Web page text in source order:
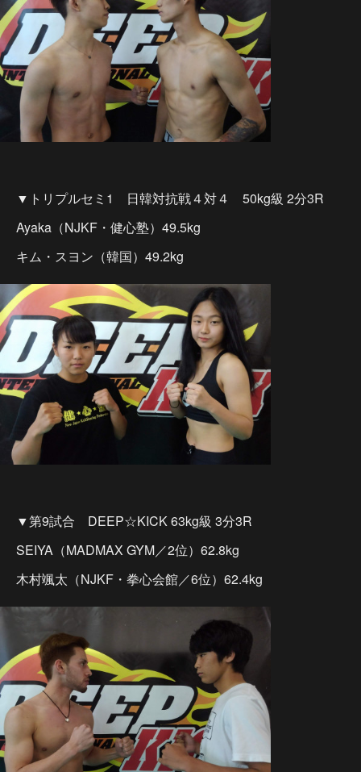
▼トリプルセミ1 日韓対抗戦４対４ 50kg級 2分3R
Ayaka（NJKF・健心塾）49.5kg
キム・スヨン（韓国）49.2kg
▼第9試合 DEEP☆KICK 63kg級 3分3R
SEIYA（MADMAX GYM／2位）62.8kg
木村颯太（NJKF・拳心会館／6位）62.4kg